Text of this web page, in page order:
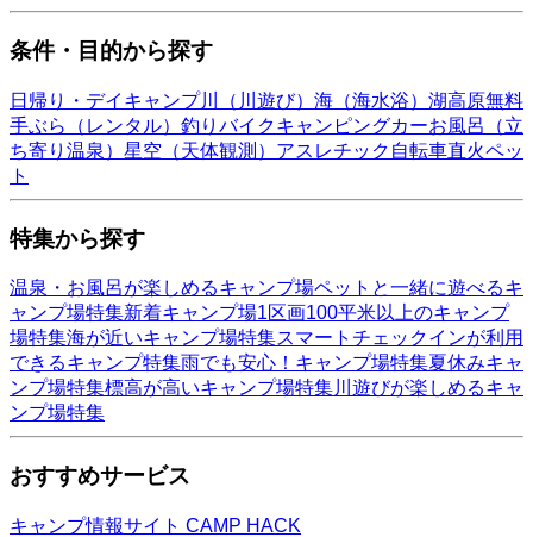
条件・目的から探す
日帰り・デイキャンプ川（川遊び） 海（海水浴） 湖高原無料
手ぶら（レンタル） 釣り バイクキャンピングカーお風呂（立
ち寄り温泉） 星空（天体観測） アスレチック 自転車直火ペッ
ト
特集から探す
温泉・お風呂が楽しめるキャンプ場ペットと一緒に遊べるキ
ャンプ場特集新着キャンプ場1区画100平米以上のキャンプ
場特集海が近いキャンプ場特集スマートチェックインが利用
できるキャンプ特集雨でも安心！キャンプ場特集夏休みキャ
ンプ場特集標高が高いキャンプ場特集川遊びが楽しめるキャ
ンプ場特集
おすすめサービス
キャンプ情報サイト CAMP HACK